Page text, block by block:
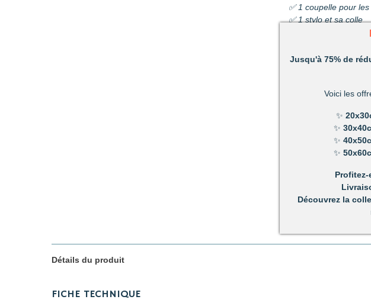
✅ 1 coupelle pour
✅ 1 stylo et sa colle
Découvrez une
C’est ludique,
Un mélange de
Très vite vous vous
Un loisir unique
propres mains.
Activité pour les
temps parfait pour
Détails du produit
FICHE TECHNIQUE
Jusqu'à 75% de
Voici les
✨
✨
✨
✨
Découvrez la